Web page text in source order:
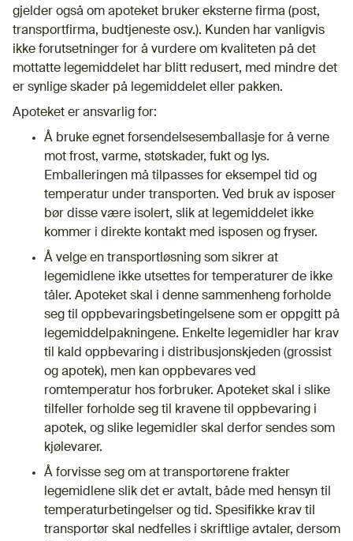
gjelder også om apoteket bruker eksterne firma (post,
transportfirma, budtjeneste osv.). Kunden har vanligvis
ikke forutsetninger for å vurdere om kvaliteten på det
mottatte legemiddelet har blitt redusert, med mindre det
er synlige skader på legemiddelet eller pakken.
Apoteket er ansvarlig for:
Å bruke egnet forsendelsesemballasje for å verne
mot frost, varme, støtskader, fukt og lys.
Emballeringen må tilpasses for eksempel tid og
temperatur under transporten. Ved bruk av isposer
bør disse være isolert, slik at legemiddelet ikke
kommer i direkte kontakt med isposen og fryser.
Å velge en transportløsning som sikrer at
legemidlene ikke utsettes for temperaturer de ikke
tåler. Apoteket skal i denne sammenheng forholde
seg til oppbevaringsbetingelsene som er oppgitt på
legemiddelpakningene. Enkelte legemidler har krav
til kald oppbevaring i distribusjonskjeden (grossist
og apotek), men kan oppbevares ved
romtemperatur hos forbruker. Apoteket skal i slike
tilfeller forholde seg til kravene til oppbevaring i
apotek, og slike legemidler skal derfor sendes som
kjølevarer.
Å forvisse seg om at transportørene frakter
legemidlene slik det er avtalt, både med hensyn til
temperaturbetingelser og tid. Spesifikke krav til
transportør skal nedfelles i skriftlige avtaler, dersom